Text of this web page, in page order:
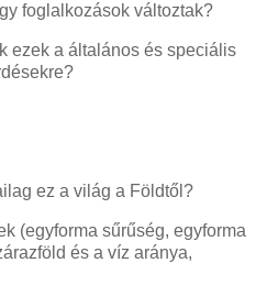
foglalkozások változtak?
ezek a általános és speciális
ez a világ a Földtől?
(egyforma sűrűség, egyforma
és a víz aránya,